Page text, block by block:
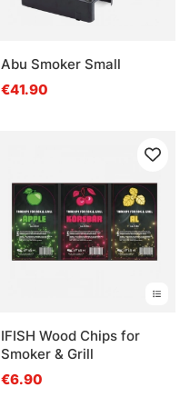
Abu Smoker Small
€41.90
IFISH Wood Chips for
Smoker & Grill
€6.90